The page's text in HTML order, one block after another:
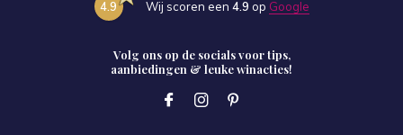
4.9 Wij scoren een 4.9 op Google
Volg ons op de socials voor tips,
aanbiedingen & leuke winacties!